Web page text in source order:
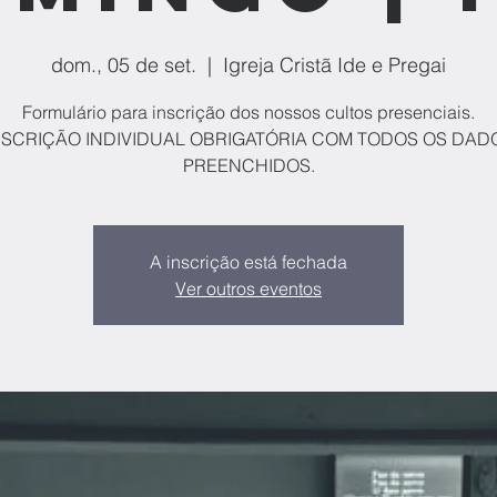
dom., 05 de set.
  |
Igreja Cristã Ide e Pregai
Formulário para inscrição dos nossos cultos presenciais.
INDIVIDUAL OBRIGATÓRIA COM TODOS OS
PREENCHIDOS.
A inscrição está fechada
Ver outros eventos